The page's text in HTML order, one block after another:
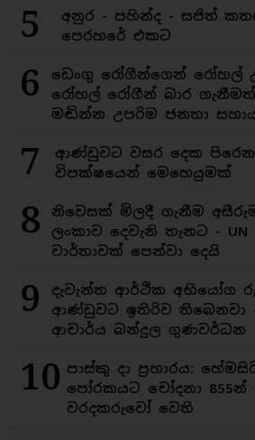
5
අනුර - පහින්ද - සජිත්
පෙරහරේ එකට
6
ඩෙංගු රෝගීන්ගෙන් රෝහල්
රෝහල් රෝගීන් බාර
මඬින්න උපරිම ජනතා
7
ආණ්ඩුවට වසර දෙක පිරෙන
විපක්ෂයෙන් මෙහෙයුමක්
8
නිවෙසක් මිලදී ගැනීම
ලංකාව දෙවැනි තැනට - UN
වාර්තාවක් පෙන්වා දෙයි
9
දැවැන්ත ආර්ථික අභියෝග
ආණ්ඩුවට ඉතිරිව තිබෙනවා
ආචාර්ය බන්දුල ගුණවර්ධන
10 පාස්කු දා ප්‍රහාරය:
පෝරකයට චෝදනා 855න්
වරදකරුවෝ වෙති